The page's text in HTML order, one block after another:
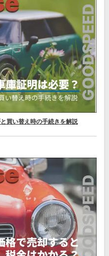
買い替え時の手続きを解説